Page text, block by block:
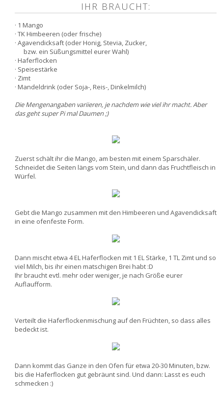
IHR BRAUCHT:
· 1 Mango
· TK Himbeeren (oder frische)
· Agavendicksaft (oder Honig, Stevia, Zucker,
bzw. ein Süßungsmittel eurer Wahl)
· Haferflocken
· Speisestärke
· Zimt
· Mandeldrink (oder Soja-, Reis-, Dinkelmilch)
Die Mengenangaben variieren, je nachdem wie viel ihr macht. Aber
das geht super Pi mal Daumen ;)
Zuerst schält ihr die Mango, am besten mit einem Sparschäler.
Schneidet die Seiten längs vom Stein, und dann das Fruchtfleisch in
Würfel.
Gebt die Mango zusammen mit den Himbeeren und Agavendicksaft
in eine ofenfeste Form.
Dann mischt etwa 4 EL Haferflocken mit 1 EL Stärke, 1 TL Zimt und so
viel Milch, bis ihr einen matschigen Brei habt :D
Ihr braucht evtl. mehr oder weniger, je nach Größe eurer
Auflaufform.
Verteilt die Haferflockenmischung auf den Früchten, so dass alles
bedeckt ist.
Dann kommt das Ganze in den Ofen für etwa 20-30 Minuten, bzw.
bis die Haferflocken gut gebräunt sind. Und dann: Lasst es euch
schmecken :)